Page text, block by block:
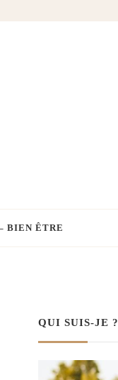
BIEN ÊTRE
QUI SUIS-JE ?